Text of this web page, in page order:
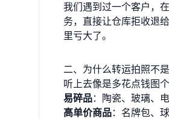
我们遇到过一个客户，
务，直接让仓库拒收退
里亏大了。
二、为什么转运拍照不是
听上去像是多花点钱图
易碎品：陶瓷、玻璃、
高单价商品：名牌包、